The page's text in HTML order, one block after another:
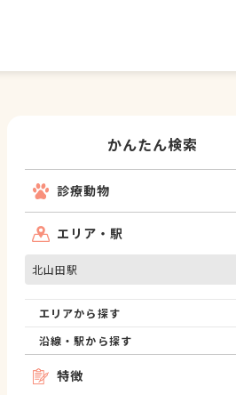
かんたん検索
診療動物
エリア・駅
北山田駅
エリアから探す
沿線・駅から探す
特徴